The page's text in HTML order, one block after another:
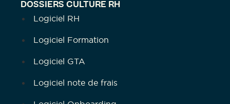
DOSSIERS CULTURE RH
Logiciel RH
Logiciel Formation
Logiciel GTA
Logiciel note de frais